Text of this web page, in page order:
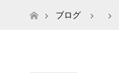
ホームブログ